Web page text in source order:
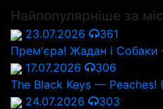
Найпопулярніше за
23.07.2026
361
Прем'єра! Жадан і
17.07.2026
306
The Black Keys — Peaches!
24.07.2026
303